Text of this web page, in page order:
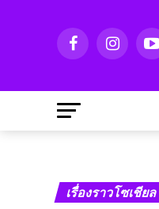
เรื่องราวโซเชียล